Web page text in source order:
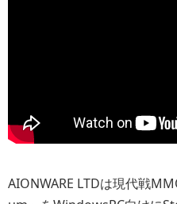
AIONWARE LTDは現代戦